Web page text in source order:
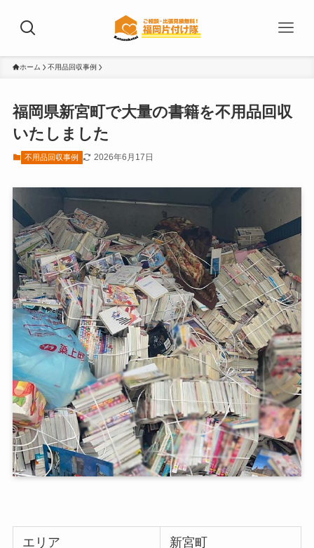
ホーム 不用品回収事例
福岡県新宮町で大量の書籍を不用品回収
いたしました
不用品回収事例 2026年6月17日
エリア 新宮町